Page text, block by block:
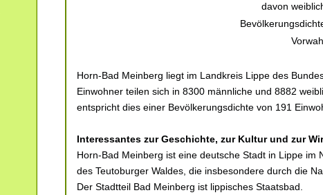
davon
Horn-Bad Meinberg liegt im Landkreis Lippe des
Einwohner teilen sich in 8300 männliche und 8882
entspricht dies einer Bevölkerungsdichte von 191
Interessantes zur Geschichte, zur Kultur und zur
Horn-Bad Meinberg ist eine deutsche Stadt in Lippe
des Teutoburger Waldes, die insbesondere durch die
Der Stadtteil Bad Meinberg ist lippisches Staatsbad.